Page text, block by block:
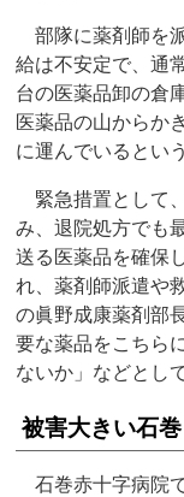
部隊に薬剤師を
給は不安定で、通
台の医薬品卸の倉
医薬品の山からか
に運んでいるという
緊急措置として
み、退院処方でも
送る医薬品を確保
れ、薬剤師派遣や
の眞野成康薬剤部
要な薬品をこちら
ないか」などとし
被害大きい石
石巻赤十字病院